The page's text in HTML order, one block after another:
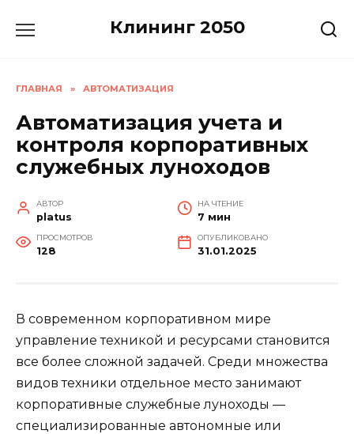
Клининг 2050
ГЛАВНАЯ » АВТОМАТИЗАЦИЯ
Автоматизация учета и
контроля корпоративных
служебных луноходов
АВТОР
platus
НА ЧТЕНИЕ
7 мин
ПРОСМОТРОВ
128
ОПУБЛИКОВАНО
31.01.2025
В современном корпоративном мире
управление техникой и ресурсами становится
все более сложной задачей. Среди множества
видов техники отдельное место занимают
корпоративные служебные луноходы —
специализированные автономные или